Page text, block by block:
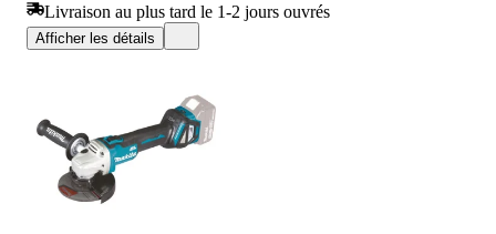
Livraison au plus tard le 1-2 jours ouvrés
Afficher les détails